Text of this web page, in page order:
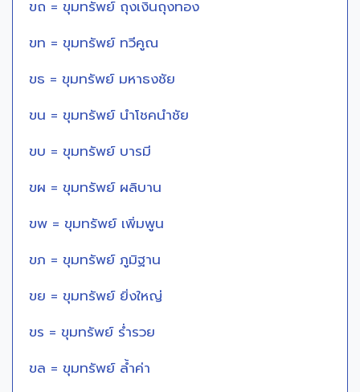
ขถ = ขุมทรัพย์ ถุงเงินถุงทอง
ขท = ขุมทรัพย์ ทวีคูณ
ขธ = ขุมทรัพย์ มหาธงชัย
ขน = ขุมทรัพย์ นำโชคนำชัย
ขบ = ขุมทรัพย์ บารมี
ขผ = ขุมทรัพย์ ผลิบาน
ขพ = ขุมทรัพย์ เพิ่มพูน
ขภ = ขุมทรัพย์ ภูมิฐาน
ขย = ขุมทรัพย์ ยิ่งใหญ่
ขร = ขุมทรัพย์ ร่ำรวย
ขล = ขุมทรัพย์ ล้ำค่า